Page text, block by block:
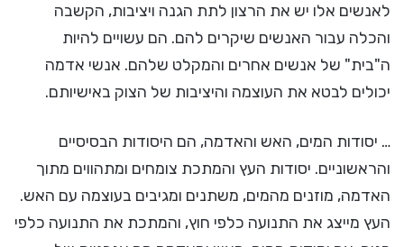
לאנשים אלו יש את הרצון לתת הגנה ויציבות, הקשבה
והכלה עבור האנשים שיקרים להם. הם עשויים להיות
ה"בית" של אנשים אחרים והמקלט שלהם. אנשי אדמה
יכולים לבטא את העוצמה והיציבות של הצוק באישיותם.
… יסודות המים, האש והאדמה, הם היסודות הבסיסיים
והראשוניים. יסודות העץ והמתכת צומחים ומתהווים מתוך
האדמה, מוזנים מהמים, משתנים ומגיבים בעוצמה עם האש.
העץ מייצג את התנועה כלפי חוץ, והמתכת את התנועה כלפי